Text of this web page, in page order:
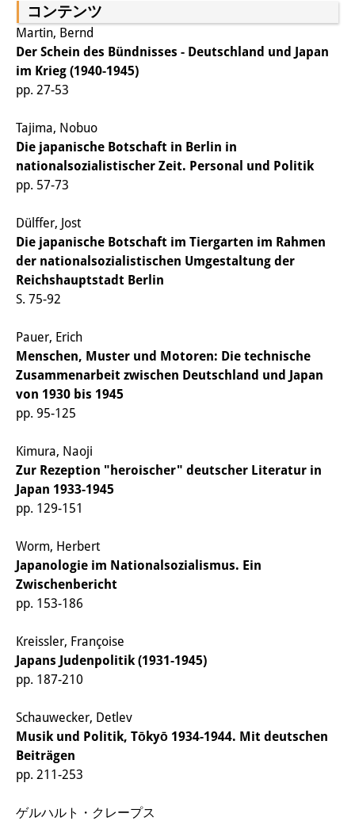
トランスリージョナル・ジャパ
ン
知識ラボ
その他のプロジェクト
元研究フォーカス
イベント概要
DIJ フォーラム
DIJ 研究会
レクチャーシリーズ
シンポジウム・会議
ワークショップ
出版物
出版活動の概要
Contemporary Japan
ビデオ
DIJ モノグラフシリーズ
DIJ ワーキングペーパー
DIJ ニュースレター
ポッドキャスト
旧出版物シリーズ
図書室
コンテンツ
Martin, Bernd
Der Schein des Bündnisses - Deutschland und Japan
im Krieg (1940-1945)
pp. 27-53
Tajima, Nobuo
Die japanische Botschaft in Berlin in
nationalsozialistischer Zeit. Personal und Politik
pp. 57-73
Dülffer, Jost
Die japanische Botschaft im Tiergarten im Rahmen
der nationalsozialistischen Umgestaltung der
Reichshauptstadt Berlin
S. 75-92
Pauer, Erich
Menschen, Muster und Motoren: Die technische
Zusammenarbeit zwischen Deutschland und Japan
von 1930 bis 1945
pp. 95-125
Kimura, Naoji
Zur Rezeption "heroischer" deutscher Literatur in
Japan 1933-1945
pp. 129-151
Worm, Herbert
Japanologie im Nationalsozialismus. Ein
Zwischenbericht
pp. 153-186
Kreissler, Françoise
Japans Judenpolitik (1931-1945)
pp. 187-210
Schauwecker, Detlev
Musik und Politik, Tōkyō 1934-1944. Mit deutschen
Beiträgen
pp. 211-253
ゲルハルト・クレープス